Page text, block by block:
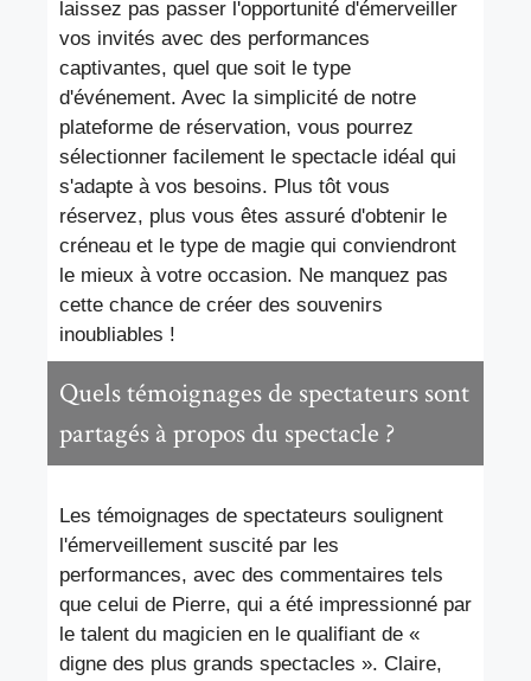
laissez pas passer l'opportunité d'émerveiller
vos invités avec des performances
captivantes, quel que soit le type
d'événement. Avec la simplicité de notre
plateforme de réservation, vous pourrez
sélectionner facilement le spectacle idéal qui
s'adapte à vos besoins. Plus tôt vous
réservez, plus vous êtes assuré d'obtenir le
créneau et le type de magie qui conviendront
le mieux à votre occasion. Ne manquez pas
cette chance de créer des souvenirs
inoubliables !
Quels témoignages de spectateurs sont
partagés à propos du spectacle ?
Les témoignages de spectateurs soulignent
l'émerveillement suscité par les
performances, avec des commentaires tels
que celui de Pierre, qui a été impressionné par
le talent du magicien en le qualifiant de «
digne des plus grands spectacles ». Claire,